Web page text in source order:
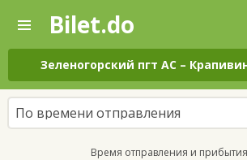
—
Поиск
и
покупка
билетов
на
автобус
онлайн
Bilet.do
Зеленогорский пгт АС –
По времени отправления
Время отправления и